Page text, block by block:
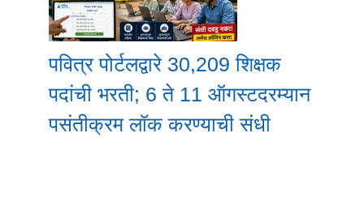
पवित्र पोर्टलद्वारे 30,209 शिक्षक
पदांची भरती; 6 ते 11 ऑगस्टदरम्यान
पसंतीक्रम लॉक करण्याची संधी